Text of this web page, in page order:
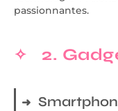
passionnantes.
2.